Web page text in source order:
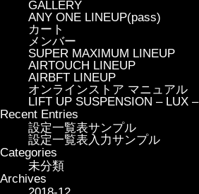
GALLERY
ANY ONE LINEUP(pass)
カート
メンバー
SUPER MAXIMUM LINEUP
AIRTOUCH LINEUP
AIRBFT LINEUP
オンラインストア マニュアル
LIFT UP SUSPENSION – LUX –
Recent Entries
設定一覧表サンプル
設定一覧表入力サンプル
Categories
未分類
Archives